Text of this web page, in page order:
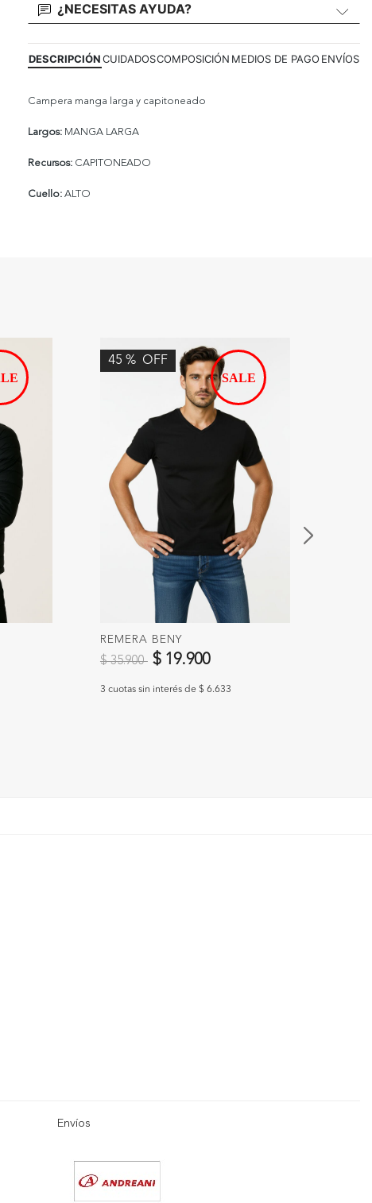
¿NECESITAS AYUDA?
DESCRIPCIÓNCUIDADOSCOMPOSICIÓN MEDIOS DE PAGO ENVÍOS
Campera manga larga y capitoneado
Largos: MANGA LARGA
Recursos: CAPITONEADO
Cuello: ALTO
45 % OFF
REMERA BENY
Precio reducido de
$ 35.900 a$ 19.900
3 cuotas sin interés de $ 6.633
Envíos